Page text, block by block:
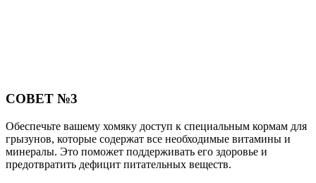
СОВЕТ №3
Обеспечьте вашему хомяку доступ к специальным кормам для
грызунов, которые содержат все необходимые витамины и
минералы. Это поможет поддерживать его здоровье и
предотвратить дефицит питательных веществ.